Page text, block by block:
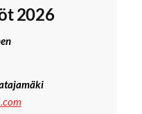
2026